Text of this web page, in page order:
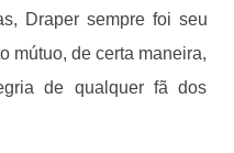
Draper sempre foi seu
mútuo, de certa maneira,
de qualquer fã dos